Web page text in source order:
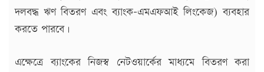
দলবদ্ধ ঋণ বিতরণ এবং ব্যাংক-এমএফআই লিংকেজ) ব্যবহার
করতে পারবে।
এক্ষেত্রে ব্যাংকের নিজস্ব নেটওয়ার্কের মাধ্যমে বিতরণ করা